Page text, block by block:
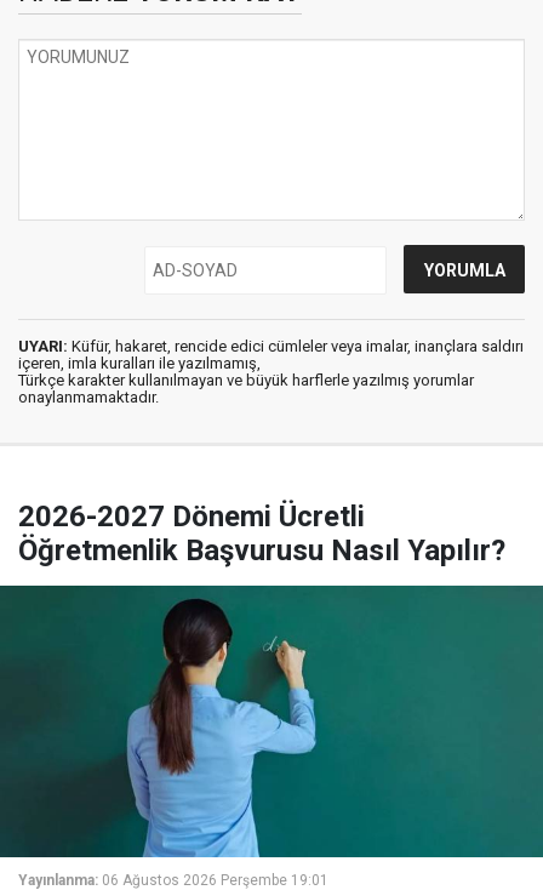
UYARI: Küfür, hakaret, rencide edici cümleler veya imalar, inançlara saldırı
içeren, imla kuralları ile yazılmamış,
Türkçe karakter kullanılmayan ve büyük harflerle yazılmış yorumlar
onaylanmamaktadır.
2026-2027 Dönemi Ücretli
Öğretmenlik Başvurusu Nasıl Yapılır?
Yayınlanma: 06 Ağustos 2026 Perşembe 19:01